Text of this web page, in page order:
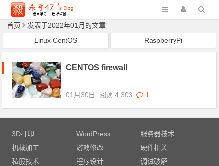
首页
发表于2022年01月的文章
Linux CentOS
RaspberryPi
CENTOS firewall
01月30日 阅读 4,303 1
3D打印 WordPress
服务器技术
机械加工
游戏修改
硬件相关
私服技术
程序设计
调试破解